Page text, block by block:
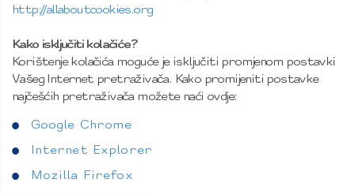
http://allaboutcookies.org
Kako isključiti kolačiće?
Korištenje kolačića moguće je isključiti promjenom postavki
Vašeg Internet pretraživača. Kako promijeniti postavke
najčešćih pretraživača možete naći ovdje:
Google Chrome
Internet Explorer
Mozilla Firefox